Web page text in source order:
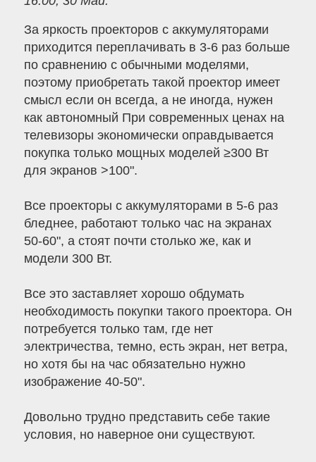
За яркость проекторов с аккумуляторами
приходится переплачивать в 3-6 раз больше
по сравнению с обычными моделями,
поэтому приобретать такой проектор имеет
смысл если он всегда, а не иногда, нужен
как автономный При современных ценах на
телевизоры экономически оправдывается
покупка только мощных моделей ≥300 Вт
для экранов >100".
Все проекторы с аккумуляторами в 5-6 раз
бледнее, работают только час на экранах
50-60", а стоят почти столько же, как и
модели 300 Вт.
Все это заставляет хорошо обдумать
необходимость покупки такого проектора. Он
потребуется только там, где нет
электричества, темно, есть экран, нет ветра,
но хотя бы на час обязательно нужно
изображение 40-50".
Довольно трудно представить себе такие
условия, но наверное они существуют.